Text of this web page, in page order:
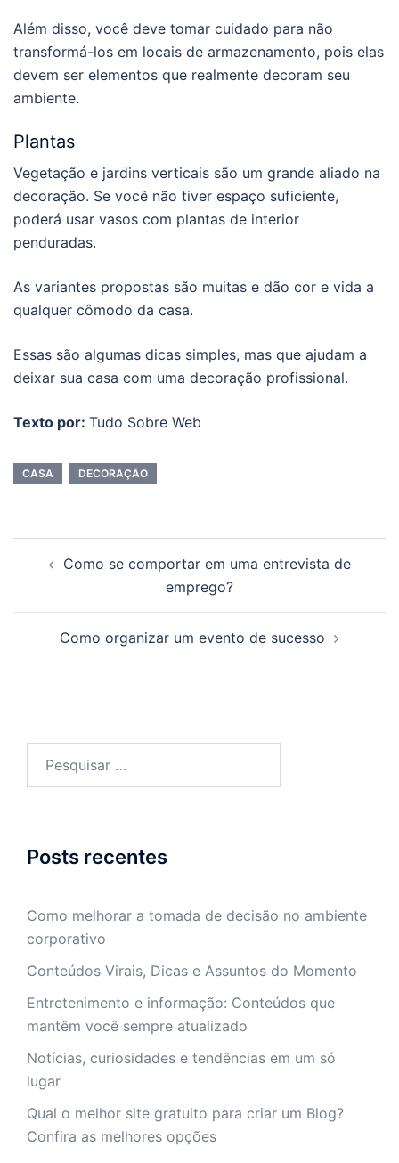
Além disso, você deve tomar cuidado para não
transformá-los em locais de armazenamento, pois elas
devem ser elementos que realmente decoram seu
ambiente.
Plantas
Vegetação e jardins verticais são um grande aliado na
decoração. Se você não tiver espaço suficiente,
poderá usar vasos com plantas de interior
penduradas.
As variantes propostas são muitas e dão cor e vida a
qualquer cômodo da casa.
Essas são algumas dicas simples, mas que ajudam a
deixar sua casa com uma decoração profissional.
Texto por: Tudo Sobre Web
CASA DECORAÇÃO
Como se comportar em uma entrevista de
emprego?
Como organizar um evento de sucesso
Posts recentes
Como melhorar a tomada de decisão no ambiente
corporativo
Conteúdos Virais, Dicas e Assuntos do Momento
Entretenimento e informação: Conteúdos que
mantêm você sempre atualizado
Notícias, curiosidades e tendências em um só
lugar
Qual o melhor site gratuito para criar um Blog?
Confira as melhores opções